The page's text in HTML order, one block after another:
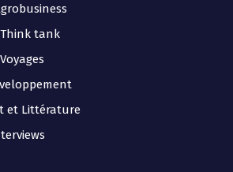
tank
et Littérature